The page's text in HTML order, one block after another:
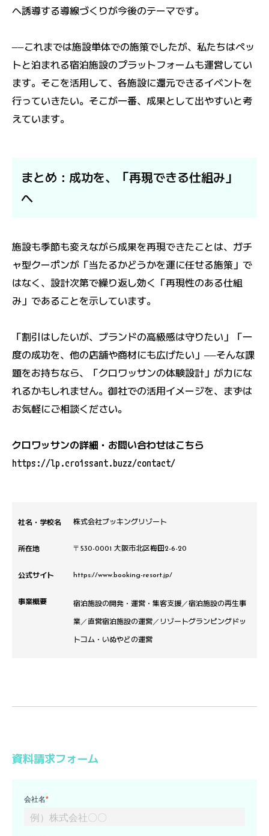
へ誘導する導線づくりが今後のテーマです。
――これまでは施設単体での施策でしたが、私たちはペッ
トと泊まれる宿泊施設のプラットフォームも運営してい
ます。そこを活用して、各施設に還元できるイベントを
行っていきたい。そこが一番、成果として出やすいと考
えています。
まとめ：成功を、「再現できる仕組み」
へ
施設も季節も変えながら成果を再現できたことは、ガチ
ャ型クーポンが「当たるかどうかを運に任せる施策」で
はなく、設計次第で繰り返し効く「再現性のある仕組
み」であることを示しています。
「割引はしたいが、ブランドの高級感は守りたい」「一
度の成功を、他の店舗や商材にも広げたい」――そんな課
題をお持ちなら、「クロワッサンの体験設計」が力にな
れるかもしれません。御社での活用イメージを、まずは
お気軽にご相談ください。
クロワッサンの詳細・お問い合わせはこちら
https://lp.croissant.buzz/contact/
社名・学校名 株式会社ブッキングリゾート
所在地 〒530-0001 大阪市北区梅田2-6-20
公式サイト https://www.booking-resort.jp/
事業概要 宿泊施設の開発・運営・集客支援／宿泊施設の再生事
業／直営宿泊施設の運営／リゾートグランピングドッ
トコム・いぬやどの運営
資料請求フォーム